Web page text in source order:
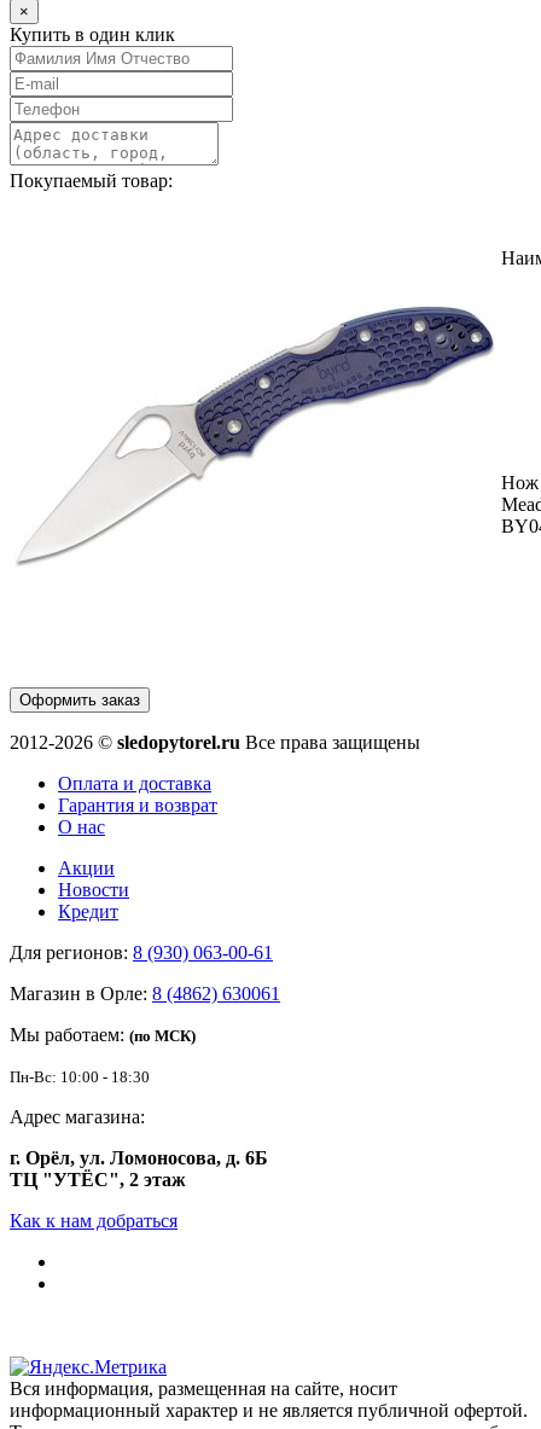
×
Купить в один клик
Покупаемый товар:
Нож
Оформить заказ
2012-2026 © sledopytorel.ru Все права защищены
Оплата и доставка
Гарантия и возврат
О нас
Акции
Новости
Кредит
Для регионов: 8 (930) 063-00-61
Магазин в Орле: 8 (4862) 630061
Мы работаем: (по МСК)
Пн-Вс: 10:00 - 18:30
Адрес магазина:
г. Орёл, ул. Ломоносова, д. 6Б
ТЦ "УТЁС", 2 этаж
Как к нам добраться
Вся информация, размещенная на сайте, носит
информационный характер и не является публичной офертой.